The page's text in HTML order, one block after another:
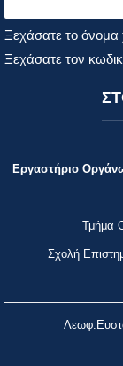
Ξεχάσατε το όνομα
Ξεχάσατε τον
Εργαστήριο
Τμήμα
Σχολή